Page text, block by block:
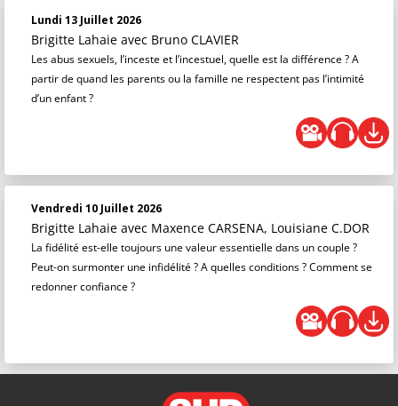
Lundi 13 Juillet 2026
Brigitte Lahaie avec Bruno CLAVIER
Les abus sexuels, l’inceste et l’incestuel, quelle est la différence ? A
partir de quand les parents ou la famille ne respectent pas l’intimité
d’un enfant ?
Vendredi 10 Juillet 2026
Brigitte Lahaie avec Maxence CARSENA, Louisiane C.DOR
La fidélité est-elle toujours une valeur essentielle dans un couple ?
Peut-on surmonter une infidélité ? A quelles conditions ? Comment se
redonner confiance ?